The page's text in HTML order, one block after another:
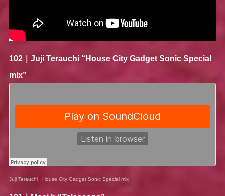
102｜ Juji Terauchi“House City Gadget Sonic Special
mix”
Juji Terauchi· House City Gadget Sonic Special mix